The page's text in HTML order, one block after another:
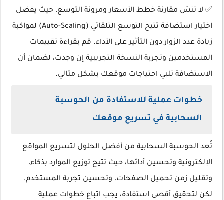
✅ لا تنسَ مقارنة خطط الأسعار ومرونة التوسع، حيث يفضل
اختيار استضافة تتيح التوسع التلقائي (Auto-Scaling) لمواكبة
زيادة عدد الزوار دون التأثير على الأداء. قم بقراءة تقييمات
المستخدمين وتجربة النسخة التجريبية إن وجدت، لضمان أن
الاستضافة تلبي احتياجات موقعك بشكل مثالي.
خطوات عملية للاستفادة من الحوسبة
السحابية في تسريع موقعك
تُعد الحوسبة السحابية من أفضل الحلول لتسريع المواقع
الإلكترونية وتحسين أدائها، حيث تتيح توزيع الموارد بذكاء،
وتقليل زمن تحميل الصفحات، وتحسين تجربة المستخدم.
لكن لتحقيق أقصى استفادة، يجب اتباع خطوات عملية